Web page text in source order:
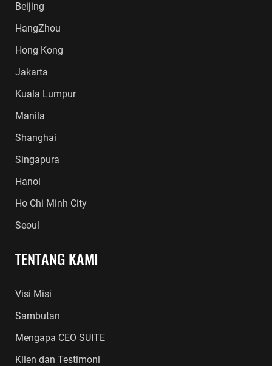
Beijing
HangZhou
Hong Kong
Jakarta
Kuala Lumpur
Manila
Shanghai
Singapura
Hanoi
Ho Chi Minh City
Seoul
TENTANG KAMI
Visi Misi
Sambutan
Mengapa CEO SUITE
Klien dan Testimoni